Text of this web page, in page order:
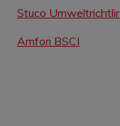
Stuco
Amfori BSCI